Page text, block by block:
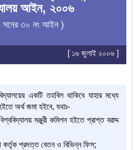
আইন, ২০০৬
সনের ৩০ নং আইন )
[ ১৬ জুলাই ২০০৬ ]
একটি তহবিল থাকিবে যাহার মধ্যে
অর্থ জমা হইবে, যথাঃ-
মঞ্জুরী কমিশন হইতে প্রাপ্ত বরাদ্দ
কর্তৃক প্রদত্ত বেতন ও বিভিন্ন ফিস;